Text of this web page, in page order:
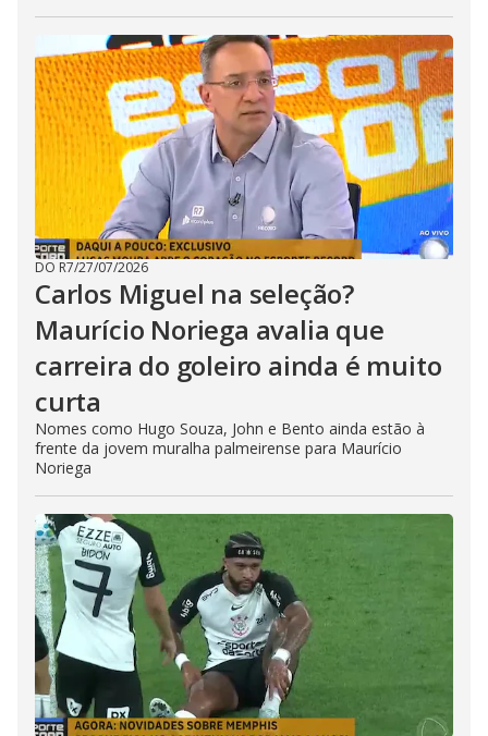
DO R7/27/07/2026
Carlos Miguel na seleção?
Maurício Noriega avalia que
carreira do goleiro ainda é muito
curta
Nomes como Hugo Souza, John e Bento ainda estão à
frente da jovem muralha palmeirense para Maurício
Noriega